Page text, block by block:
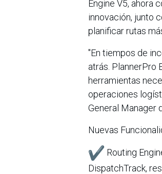
Engine V5, ahora
innovación, junto
planificar rutas
"En tiempos de
atrás. PlannerPro
herramientas
operaciones
General Manager
Nuevas
Routing
DispatchTrack,